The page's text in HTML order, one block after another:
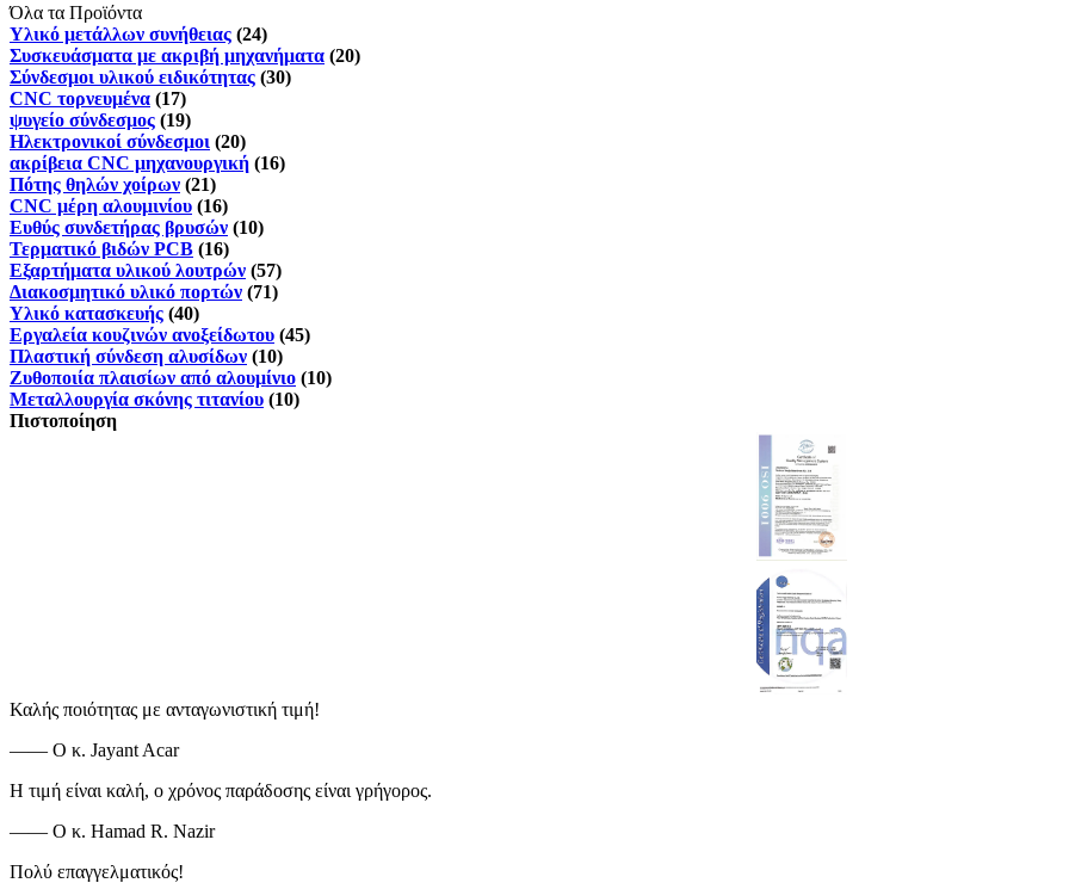
Όλα τα Προϊόντα
Υλικό μετάλλων συνήθειας (24)
Συσκευάσματα με ακριβή μηχανήματα (20)
Σύνδεσμοι υλικού ειδικότητας (30)
CNC τορνευμένα (17)
ψυγείο σύνδεσμος (19)
Ηλεκτρονικοί σύνδεσμοι (20)
ακρίβεια CNC μηχανουργική (16)
Πότης θηλών χοίρων (21)
CNC μέρη αλουμινίου (16)
Ευθύς συνδετήρας βρυσών (10)
Τερματικό βιδών PCB (16)
Εξαρτήματα υλικού λουτρών (57)
Διακοσμητικό υλικό πορτών (71)
Υλικό κατασκευής (40)
Εργαλεία κουζινών ανοξείδωτου (45)
Πλαστική σύνδεση αλυσίδων (10)
Ζυθοποιία πλαισίων από αλουμίνιο (10)
Μεταλλουργία σκόνης τιτανίου (10)
Πιστοποίηση
Καλής ποιότητας με ανταγωνιστική τιμή!
—— Ο κ. Jayant Acar
Η τιμή είναι καλή, ο χρόνος παράδοσης είναι γρήγορος.
—— Ο κ. Hamad R. Nazir
Πολύ επαγγελματικός!